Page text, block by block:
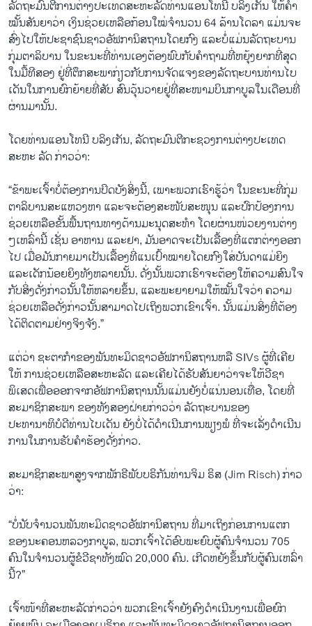
ລັດຖະມົນຕີການຕ່າງປະເທດສະຫະລັດທ່ານແອນໂທນີ ບລິງເກັນ ໃຫ້ຄໍາ
ໝັ້ນສັນຍາວ່າ ເງິນຊ່ວຍເຫລືອກ້ອນໃໝ່ຈໍານວນ 64 ລ້ານໂດລາ ແມ່ນຈະ
ສົ່ງໄປໃຫ້ປະຊາຊົນຊາວອັຟການິສຖານໂດຍກົງ ແລະບໍ່ແມ່ນລັດຖະບານ
ກຸ່ມຕາລິບານ ໃນຂະນະທີ່ທ່ານເອງຕ້ອງພົບກັບຄໍາຖາມທີ່ຫຍຸ້ງຍາກທີ່ສຸດ
ໃນມື້ທີສອງ ຢູ່ທີ່ຕຶກສະພາກ່ຽວກັບການຈັດແຈງຂອງລັດຖະບານທ່ານໄບ
ເດັນໃນການຍົກຍ້າຍທີ່ສັບ ສົນວຸ້ນວາຍຢູ່ທີ່ສະໜາມບິນກາບູລໃນເດືອນທີ່
ຜ່ານມານັ້ນ.
ໂດຍທ່ານແອນໂທນີ ບລິງເກັນ, ລັດຖະມົນຕີກະຊວງການຕ່າງປະເທດ
ສະຫະ ລັດ ກ່າວວ່າ:
“ຂ້າພະເຈົ້າບໍ່ຕ້ອງການປິດບັງສິ່ງນີ້, ເພາະພວກເຮົາຮູ້ວ່າ ໃນຂະນະທີ່ກຸ່ມ
ຕາລິບານສະແຫວງຫາ ແລະຈະຕ້ອງສະໜັບສະໜຸນ ແລະປົກປ້ອງການ
ຊ່ວຍເຫລືອຂັ້ນພື້ນຖານທາງດ້ານມະນຸດສະທໍາ ໂດຍຜ່ານໜ່ວຍງານຕ່າງ
ໆເຫລົ່ານີ້ ເຊັ່ນ ອາຫານ ແລະຢາ, ມັນອາດຈະເປັນເລື້ອງທີ່ແຕກຕ່າງອອກ
ໄປ ເມື່ອມັນກາຍມາເປັນເລື້ອງທີ່ແນເປົ້າໝາຍໂດຍກົງໃສ່ບັນດາແມ່ຍິງ
ແລະເດັກນ້ອຍຍິງທັງຫລາຍນັ້ນ. ດັ່ງນັ້ນພວກເຮົາຈະຕ້ອງໃຫ້ຄວາມສົນໃຈ
ກັບສິ່ງດັ່ງກ່າວນັ້ນໃຫ້ຫລາຍຂຶ້ນ, ແລະພະຍາຍາມໃຫ້ໝັ້ນໃຈວ່າ ຄວາມ
ຊ່ວຍເຫລືອດັ່ງກ່າວນັ້ນສາມາດໄປເຖິງພວກເຂົາເຈົ້າ. ນັ້ນແມ່ນສິ່ງທີ່ຕ້ອງ
ໄດ້ຕິດຕາມຢ່າງຈິງຈັງ.”
ແຕ່ວ່າ ຊະຕາກໍາຂອງພັນທະມິດຊາວອັຟການິສຖານຫລື SIVs ຜູ້ທີ່ເຄີຍ
ໃຫ້ ການຊ່ວຍເຫລືອສະຫະລັດ ແລະເຄີຍໄດ້ຮັບສັນຍາວ່າຈະໃຫ້ວີຊາ
ພິເສດເພື່ອອອກຈາກອັຟການິສຖານນັ້ນແມ່ນຍັງບໍ່ແນ່ນອນເທື່ອ, ໂດຍທີ່
ສະມາຊິກສະພາ ຂອງທັງສອງຝ່າຍກ່າວວ່າ ລັດຖະບານຂອງ
ປະທານາທິບໍດີທ່ານໄບເດັນ ຍັງບໍ່ໄດ້ດໍາເນີນການພຽງພໍ ທີ່ຈະເລັ່ງດໍາເນີນ
ການໃນການຮັບຄຳຮ້ອງດັ່ງກ່າວ.
ສະມາຊິກສະພາສູງຈາກພັກຣີພັບບຣິກັນທ່ານຈິມ ຣິສ (Jim Risch) ກ່າວ
ວ່າ:
“ບໍ່ນັບຈໍານວນພັນທະມິດຊາວອັຟການິສຖານ ທີ່ມາເຖິງກ່ອນການແຕກ
ຂອງນະຄອນຫລວງກາບູລ, ພວກເຈົ້າໄດ້ອົບພະຍົບຜູ້ຄົນຈໍານວນ 705
ຄົນໃນຈໍານວນຜູ້ຂໍວີຊາທັງໝົດ 20,000 ຄົນ. ເກີດຫຍັງຂຶ້ນກັບຜູ້ຄົນເຫລົ່າ
ນີ້?”
ເຈົ້າໜ້າທີ່ສະຫະລັດກ່າວວ່າ ພວກເຂົາເຈົ້າຍັງຄົງດໍາເນີນງານເພື່ອຍົກ